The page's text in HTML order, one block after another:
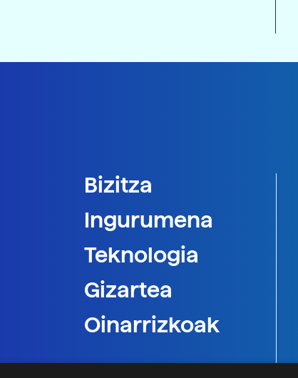
Bizitza
Ingurumena
Teknologia
Gizartea
Oinarrizkoak